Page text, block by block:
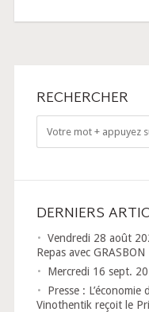
RECHERCHER
DERNIERS
Vendredi 28 août
Repas avec GRASBON
Mercredi 16 sept.
Presse : L’économie
Vinothentik reçoit le